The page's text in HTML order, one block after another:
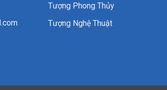
Tượng Phong Thủy
Tượng Nghệ Thuật